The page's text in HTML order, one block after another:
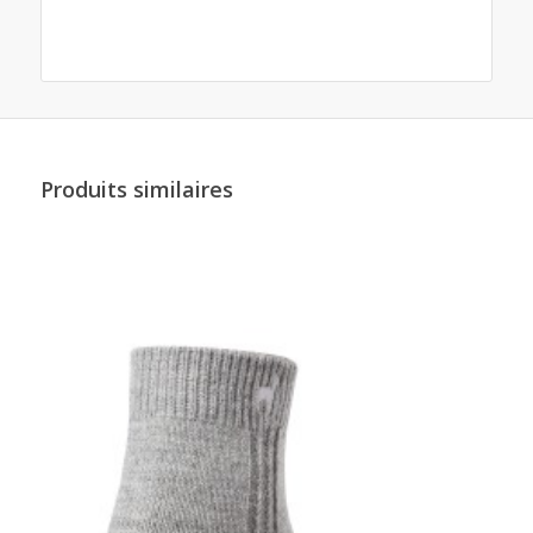
Produits similaires